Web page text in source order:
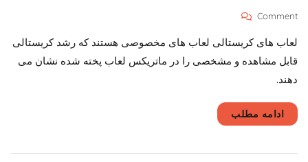
Comment
On
با
های
سفال
لعاب های کریستالی لعاب های مخصوصی هستند که رشد کریستالی
قابل مشاهده و مشخصی را در ماتریکس لعاب پخته شده نشان می
دهند.
ادامه مطلب